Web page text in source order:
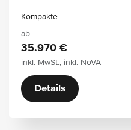
Kompakte
ab
35.970 €
inkl. MwSt., inkl. NoVA
Details